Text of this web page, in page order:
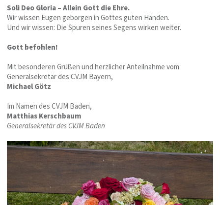
Soli Deo Gloria – Allein Gott die Ehre.
Wir wissen Eugen geborgen in Gottes guten Händen.
Und wir wissen: Die Spuren seines Segens wirken weiter.
Gott befohlen!
Mit besonderen Grüßen und herzlicher Anteilnahme vom
Generalsekretär des CVJM Bayern,
Michael Götz
Im Namen des CVJM Baden,
Matthias Kerschbaum
Generalsekretär des CVJM Baden